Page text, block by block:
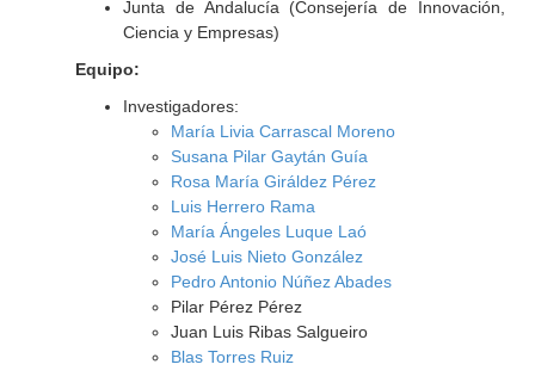
Junta de Andalucía (Consejería de Innovación,
Ciencia y Empresas)
Equipo:
Investigadores:
María Livia Carrascal Moreno
Susana Pilar Gaytán Guía
Rosa María Giráldez Pérez
Luis Herrero Rama
María Ángeles Luque Laó
José Luis Nieto González
Pedro Antonio Núñez Abades
Pilar Pérez Pérez
Juan Luis Ribas Salgueiro
Blas Torres Ruiz